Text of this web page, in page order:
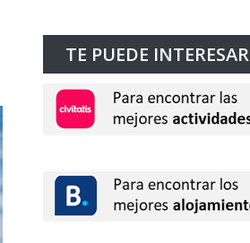
TE PUEDE INTERESAR